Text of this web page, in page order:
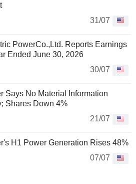
31/07
PowerCo.,Ltd. Reports Earnings
Ended June 30, 2026
30/07
Says No Material Information
Shares Down 4%
21/07
H1 Power Generation Rises 48%
07/07